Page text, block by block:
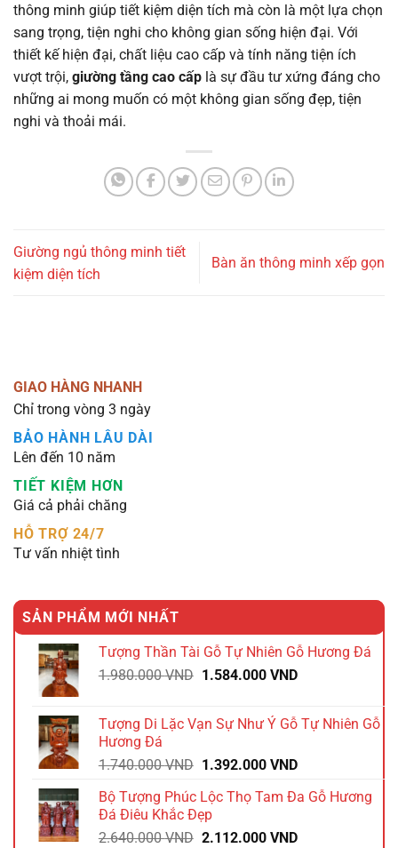
thông minh giúp tiết kiệm diện tích mà còn là một lựa chọn
sang trọng, tiện nghi cho không gian sống hiện đại. Với
thiết kế hiện đại, chất liệu cao cấp và tính năng tiện ích
vượt trội, giường tầng cao cấp là sự đầu tư xứng đáng cho
những ai mong muốn có một không gian sống đẹp, tiện
nghi và thoải mái.
Giường ngủ thông minh tiết
kiệm diện tích
Bàn ăn thông minh xếp gọn
GIAO HÀNG NHANH
Chỉ trong vòng 3 ngày
BẢO HÀNH LÂU DÀI
Lên đến 10 năm
TIẾT KIỆM HƠN
Giá cả phải chăng
HỖ TRỢ 24/7
Tư vấn nhiệt tình
SẢN PHẨM MỚI NHẤT
Tượng Thần Tài Gỗ Tự Nhiên Gỗ Hương Đá
1.980.000VND Giá
1.980.000 VND.
1.584.000 VNDGiá
là:
Tượng Di Lặc Vạn Sự Như Ý Gỗ Tự Nhiên Gỗ
Hương Đá
1.740.000VND Giá
là:
1.740.000 VND.
1.392.000 VNDGiá
tại
1.392.000 VND.
Bộ Tượng Phúc Lộc Thọ Tam Đa Gỗ Hương
Đá Điêu Khắc Đẹp
2.640.000VND Giá
2.112.000 VNDGiá